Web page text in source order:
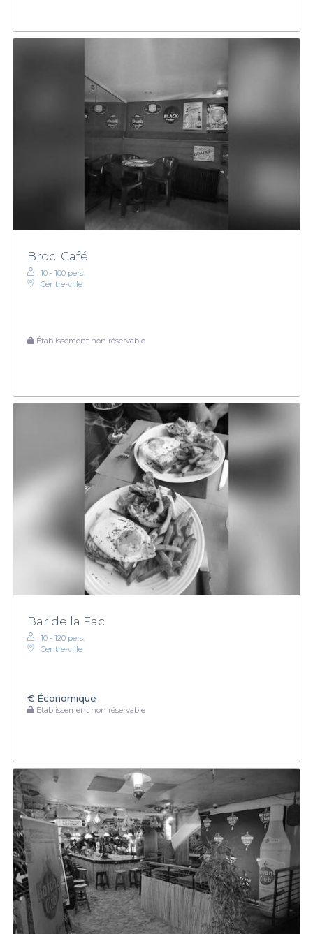
Broc' Café
10 - 100 pers.
Centre-ville
Établissement non réservable
Bar de la Fac
10 - 120 pers.
Centre-ville
€ Économique
Établissement non réservable